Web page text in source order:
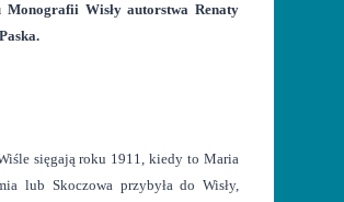
Monografii Wisły autorstwa Renaty
sięgają roku 1911, kiedy to Maria
lub Skoczowa przybyła do Wisły,